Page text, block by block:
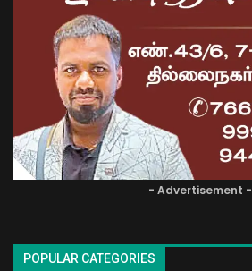
- Advertisement -
POPULAR CATEGORIES